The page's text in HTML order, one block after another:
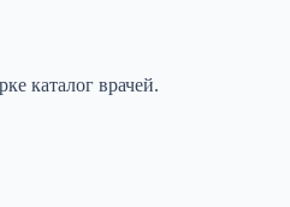
каталог врачей.